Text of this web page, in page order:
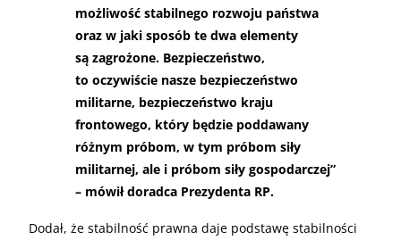
możliwość stabilnego rozwoju państwa
oraz w jaki sposób te dwa elementy
są zagrożone. Bezpieczeństwo,
to oczywiście nasze bezpieczeństwo
militarne, bezpieczeństwo kraju
frontowego, który będzie poddawany
różnym próbom, w tym próbom siły
militarnej, ale i próbom siły gospodarczej”
– mówił doradca Prezydenta RP.
Dodał, że stabilność prawna daje podstawę stabilności